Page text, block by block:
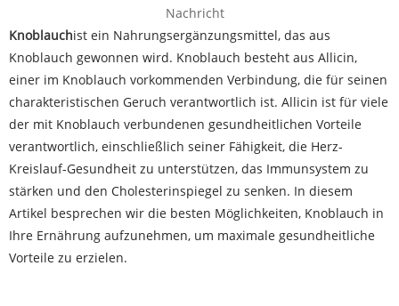
Nachricht
Knoblauchist ein Nahrungsergänzungsmittel, das aus
Knoblauch gewonnen wird. Knoblauch besteht aus Allicin,
einer im Knoblauch vorkommenden Verbindung, die für seinen
charakteristischen Geruch verantwortlich ist. Allicin ist für viele
der mit Knoblauch verbundenen gesundheitlichen Vorteile
verantwortlich, einschließlich seiner Fähigkeit, die Herz-
Kreislauf-Gesundheit zu unterstützen, das Immunsystem zu
stärken und den Cholesterinspiegel zu senken. In diesem
Artikel besprechen wir die besten Möglichkeiten, Knoblauch in
Ihre Ernährung aufzunehmen, um maximale gesundheitliche
Vorteile zu erzielen.